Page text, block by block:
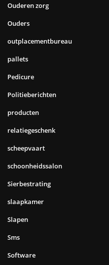
Ouderen zorg
Ouders
outplacementbureau
pallets
Pedicure
Politieberichten
producten
relatiegeschenk
scheepvaart
schoonheidssalon
Sierbestrating
slaapkamer
Slapen
Sms
Software